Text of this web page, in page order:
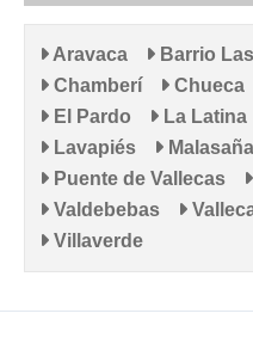
Aravaca Barrio
Chamberí
Chueca
El Pardo
La Latina
Lavapiés
Malasaña
Puente de Vallecas
Valdebebas
Villaverde